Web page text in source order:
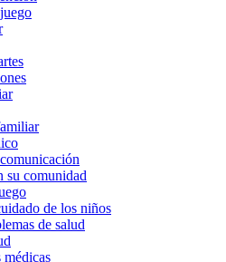
su comunidad
de los niños
de salud